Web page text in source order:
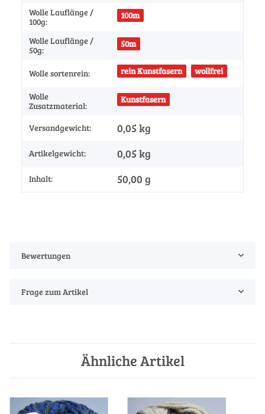
Wolle Lauflänge /
100g:
100m
Wolle Lauflänge /
50g:
50m
Wolle sortenrein: rein Kunstfasern wollfrei
Wolle
Zusatzmaterial:
Kunstfasern
Versandgewicht: 0,05 kg
Artikelgewicht: 0,05 kg
Inhalt: 50,00 g
Bewertungen
Frage zum Artikel
Ähnliche Artikel